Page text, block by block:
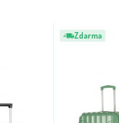
Zdarma